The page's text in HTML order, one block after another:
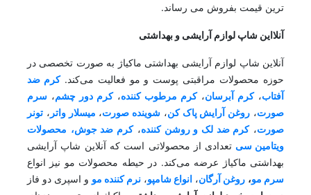
ترین قیمت بفروش می رساند.
آنلااین شاپ لوازم آرایشی و بهداشتی
آنلاین شاپ لوازم آرایشی بهداشتی ماکیاژ به صورت تخصصی در
حوزه محصولات مراقبتی پوست و مو فعالیت می‌کند.کرم ضد
آفتاب،کرم آبرسان،کرم مرطوب کننده،کرم دور چشم، سرم
صورت، روغن آرایش پاک کن، شوینده صورت، میسلار واتر ، تونر
صورت،کرم ضد لک و روشن کننده،کرم ضد جوش، محصولات
ویتامین سی تعدادی از محصولاتی است که آنلاین شاپ آرایشی
بهداشتی ماکیاژ عرضه می‌کند. در حیطه محصولات مو نیز انواع
سرم مو، روغن آرگان، انواع شامپو، نرم کننده مو و اسپری دو فاز